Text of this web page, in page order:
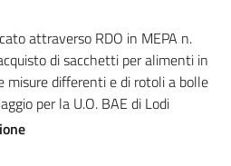
attraverso RDO in MEPA n.
di sacchetti per alimenti in
misure differenti e di rotoli a bolle
per la U.O. BAE di Lodi